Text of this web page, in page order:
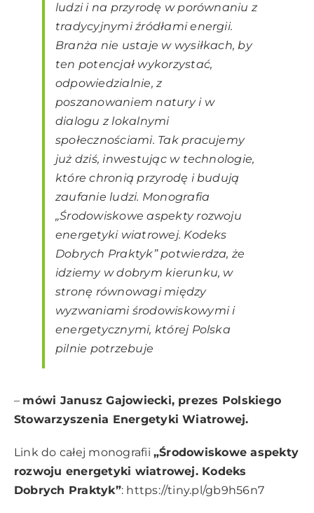
ludzi i na przyrodę w porównaniu z
tradycyjnymi źródłami energii.
Branża nie ustaje w wysiłkach, by
ten potencjał wykorzystać,
odpowiedzialnie, z
poszanowaniem natury i w
dialogu z lokalnymi
społecznościami. Tak pracujemy
już dziś, inwestując w technologie,
które chronią przyrodę i budują
zaufanie ludzi. Monografia
„Środowiskowe aspekty rozwoju
energetyki wiatrowej. Kodeks
Dobrych Praktyk” potwierdza, że
idziemy w dobrym kierunku, w
stronę równowagi między
wyzwaniami środowiskowymi i
energetycznymi, której Polska
pilnie potrzebuje
– mówi Janusz Gajowiecki, prezes Polskiego
Stowarzyszenia Energetyki Wiatrowej.
Link do całej monografii „Środowiskowe aspekty
rozwoju energetyki wiatrowej. Kodeks
Dobrych Praktyk”: https://tiny.pl/gb9h56n7